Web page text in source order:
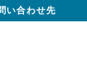
い合わせ先